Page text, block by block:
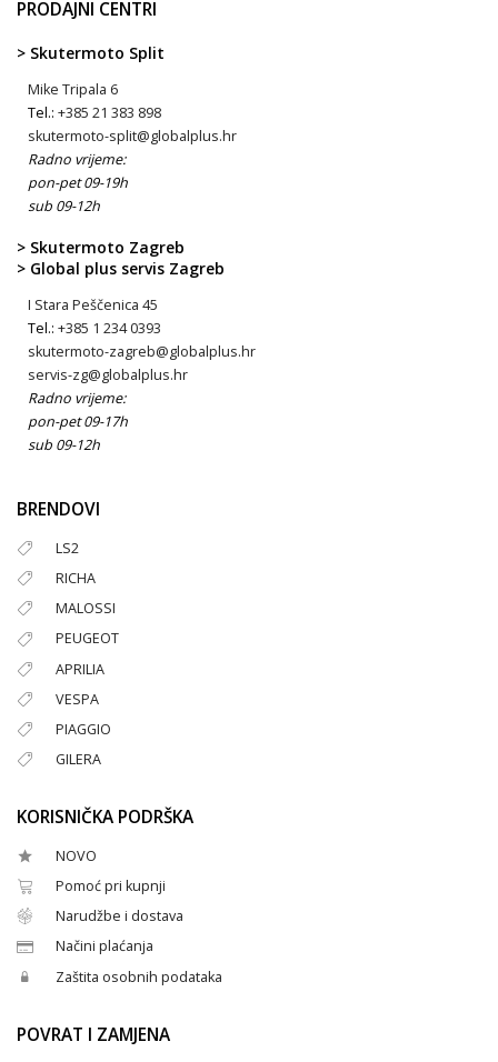
PRODAJNI CENTRI
> Skutermoto Split
Mike Tripala 6
Tel.: +385 21 383 898
skutermoto-split@globalplus.hr
Radno vrijeme:
pon-pet 09-19h
sub 09-12h
> Skutermoto Zagreb
> Global plus servis Zagreb
I Stara Peščenica 45
Tel.: +385 1 234 0393
skutermoto-zagreb@globalplus.hr
servis-zg@globalplus.hr
Radno vrijeme:
pon-pet 09-17h
sub 09-12h
BRENDOVI
LS2
RICHA
MALOSSI
PEUGEOT
APRILIA
VESPA
PIAGGIO
GILERA
KORISNIČKA PODRŠKA
NOVO
Pomoć pri kupnji
Narudžbe i dostava
Načini plaćanja
Zaštita osobnih podataka
POVRAT I ZAMJENA